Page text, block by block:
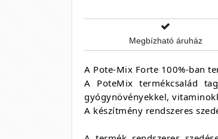
Megbízható áruház
A Pote-Mix Forte 100%-ban
A PoteMix termékcsalád
gyógynövényekkel,
A készítmény rendszeres